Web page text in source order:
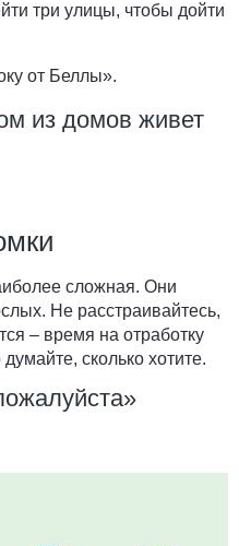
три улицы, чтобы дойти
от Беллы».
из домов живет
сложная. Они
Не расстраивайтесь,
– время на отработку
сколько хотите.